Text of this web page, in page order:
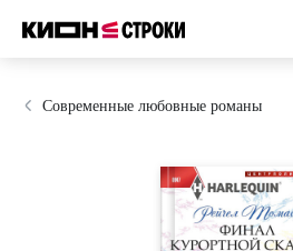
Современные любовные романы